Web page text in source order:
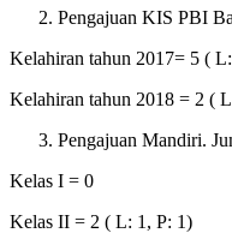
Pengajuan KIS PBI
Kelahiran tahun 2017= 5 (
Kelahiran tahun 2018 = 2 (
Pengajuan Mandiri.
Kelas I = 0
Kelas II = 2 ( L: 1, P: 1)